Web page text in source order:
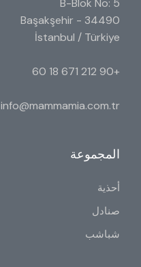
B-Blok No: 5
34490 Başakşehir -
İstanbul / Türkiye
+90 212 671 18 60
info@mammamia.com.tr
المجموعة
أحذية
صنادل
شباشب